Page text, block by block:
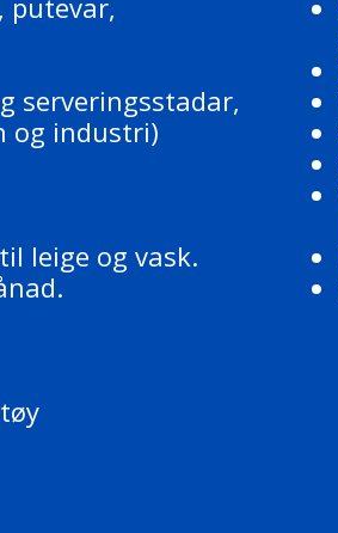
serveringsstadar,
og industri)
leige og vask.